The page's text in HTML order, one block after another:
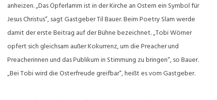
anheizen. „Das Opferlamm ist in der Kirche an Ostern ein Symbol für
Jesus Christus“, sagt Gastgeber Til Bauer. Beim Poetry Slam werde
damit der erste Beitrag auf der Bühne bezeichnet. „Tobi Wörner
opfert sich gleichsam außer Kokurrenz, um die Preacher und
Preacherinnen und das Publikum in Stimmung zu bringen“, so Bauer.
„Bei Tobi wird die Osterfreude greifbar“, heißt es vom Gastgeber.